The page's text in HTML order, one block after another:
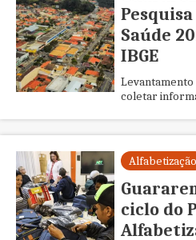
Saúde
IBGE
coletar
Alfabetização
ciclo do